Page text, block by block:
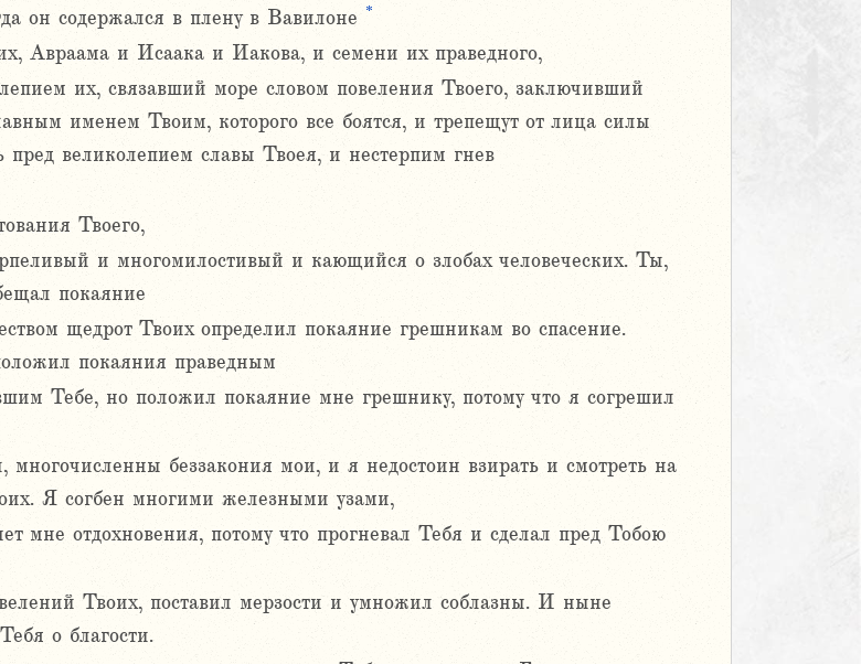
он содержался в плену в Вавилоне *
Авраама и Исаака и Иакова, и семени их праведного,
их, связавший море словом повеления Твоего, заключивший
именем Твоим, которого все боятся, и трепещут от лица силы
пред великолепием славы Твоея, и нестерпим гнев
Твоего,
и многомилостивый и кающийся о злобах человеческих. Ты,
покаяние
щедрот Твоих определил покаяние грешникам во спасение.
покаяния праведным
Тебе, но положил покаяние мне грешнику, потому что я согрешил
беззакония мои, и я недостоин взирать и смотреть на
Я согбен многими железными узами,
мне отдохновения, потому что прогневал Тебя и сделал пред Тобою
Твоих, поставил мерзости и умножил соблазны. И ныне
о благости.